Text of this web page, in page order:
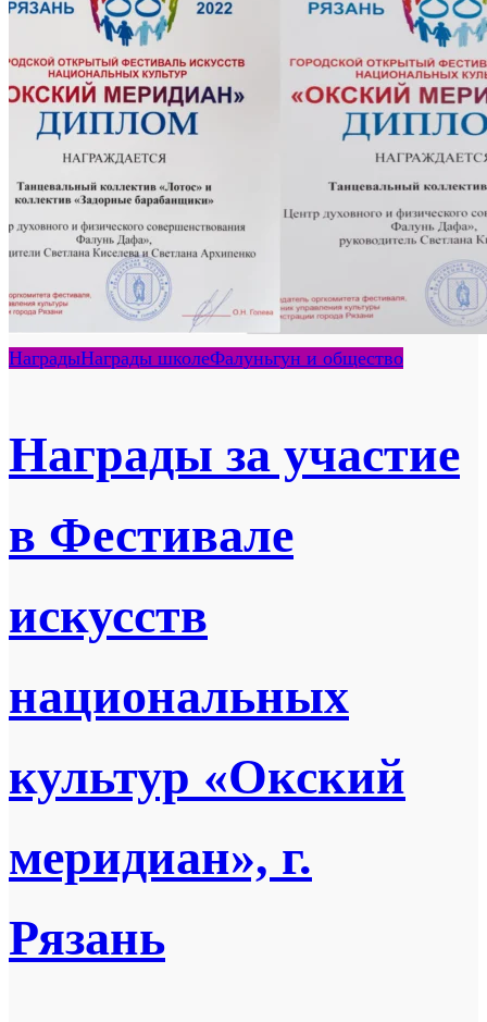
НаградыНаграды школеФалуньгун и общество
Награды за участие
в Фестивале
искусств
национальных
культур «Окский
меридиан», г.
Рязань